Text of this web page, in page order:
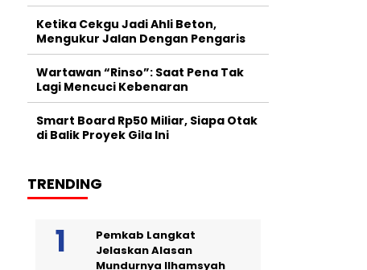
Ketika Cekgu Jadi Ahli Beton,
Mengukur Jalan Dengan Pengaris
Wartawan “Rinso”: Saat Pena Tak
Lagi Mencuci Kebenaran
Smart Board Rp50 Miliar, Siapa Otak
di Balik Proyek Gila Ini
TRENDING
Pemkab Langkat
Jelaskan Alasan
Mundurnya Ilhamsyah